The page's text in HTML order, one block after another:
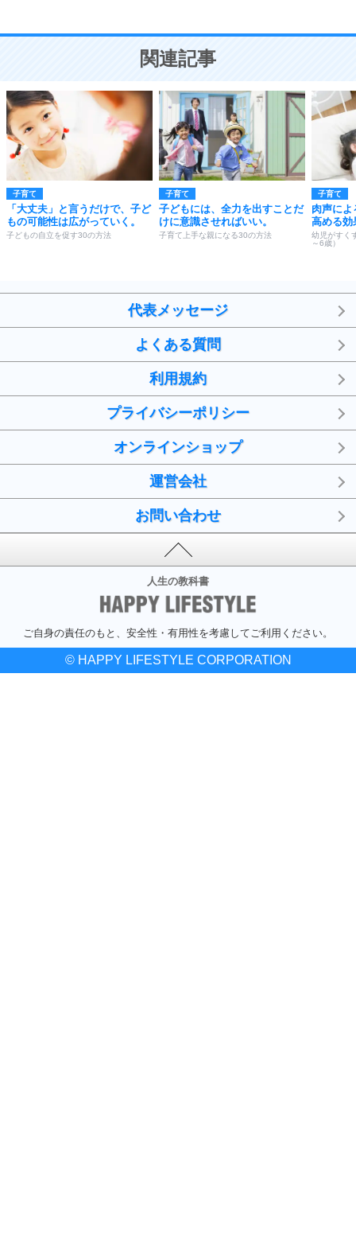
ことが大切。
関連記事
子育て
「大丈夫」と言うだけで、子ど
もの可能性は広がっていく。
子どもの自立を促す30の方法
子育て
子どもには、全力を出すことだ
けに意識させればいい。
子育て上手な親になる30の方法
子育て
肉声に
高める効
幼児がすく
～6歳）
代表メッセージ
よくある質問
利用規約
プライバシーポリシー
オンラインショップ
運営会社
お問い合わせ
人生の教科書
ご自身の責任のもと、安全性・有用性を考慮してご利用ください。
© HAPPY LIFESTYLE CORPORATION